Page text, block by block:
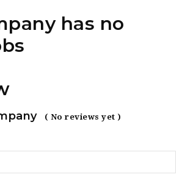
has no
( No reviews yet )